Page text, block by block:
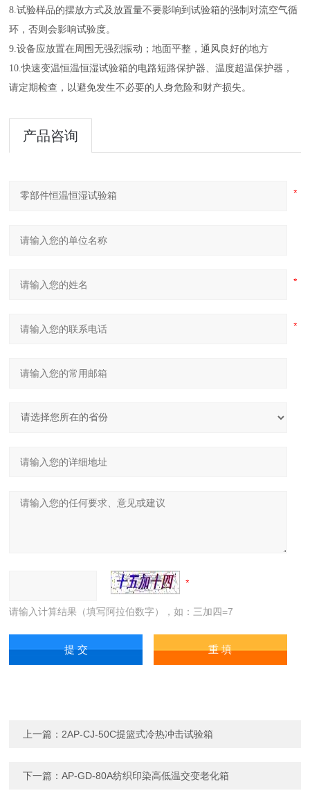
8.试验样品的摆放方式及放置量不要影响到试验箱的强制对流空气循
环，否则会影响试验度。
9.设备应放置在周围无强烈振动；地面平整，通风良好的地方
10.快速变温恒温恒湿试验箱的电路短路保护器、温度超温保护器，
请定期检查，以避免发生不必要的人身危险和财产损失。
产品咨询
请输入计算结果（填写阿拉伯数字），如：三加四=7
上一篇： 2AP-CJ-50C提篮式冷热冲击试验箱
下一篇：AP-GD-80A纺织印染高低温交变老化箱